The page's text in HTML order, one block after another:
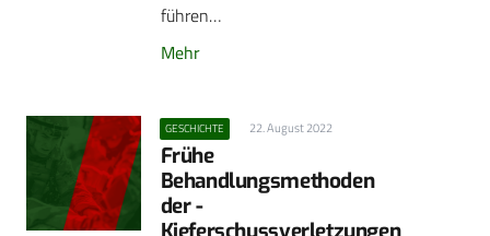
führen…
Mehr
GESCHICHTE 22. August 2022
Frühe
Behandlungsmethoden
der ­